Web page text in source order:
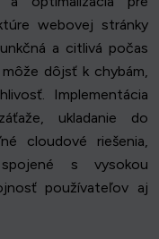
webovej stránky
a citlivá počas
dôjsť k chybám,
Implementácia
ukladanie do
cloudové riešenia,
s vysokou
používateľov aj